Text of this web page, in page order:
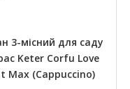
3-місний для саду
Keter Corfu Love
Max (Cappuccino)